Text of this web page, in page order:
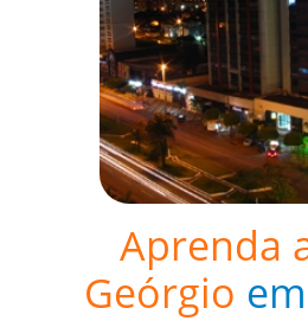
Aprenda
Geórgio